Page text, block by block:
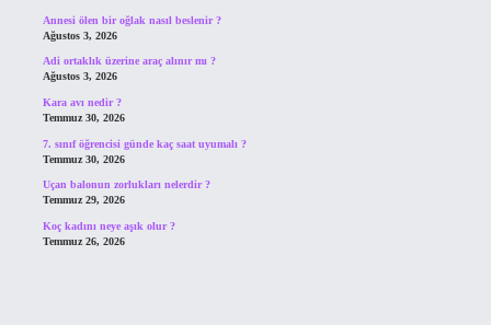
Annesi ölen bir oğlak nasıl beslenir ?
Ağustos 3, 2026
Adi ortaklık üzerine araç alınır mı ?
Ağustos 3, 2026
Kara avı nedir ?
Temmuz 30, 2026
7. sınıf öğrencisi günde kaç saat uyumalı ?
Temmuz 30, 2026
Uçan balonun zorlukları nelerdir ?
Temmuz 29, 2026
Koç kadını neye aşık olur ?
Temmuz 26, 2026